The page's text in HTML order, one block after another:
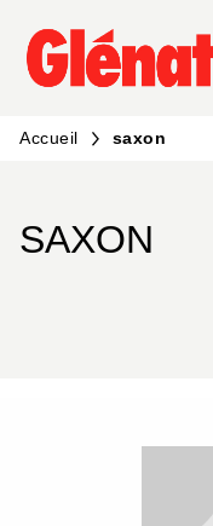
MENU
PIED DE PAGE
Accueil saxon
SAXON